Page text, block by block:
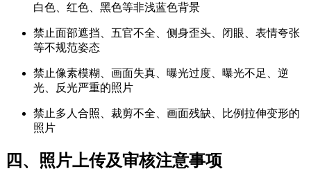
白色、红色、黑色等非浅蓝色背景
禁止面部遮挡、五官不全、侧身歪头、闭眼、表情夸张
等不规范姿态
禁止像素模糊、画面失真、曝光过度、曝光不足、逆
光、反光严重的照片
禁止多人合照、裁剪不全、画面残缺、比例拉伸变形的
照片
四、照片上传及审核注意事项